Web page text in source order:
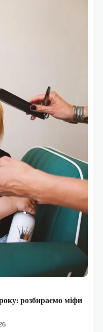
розбираємо міфи